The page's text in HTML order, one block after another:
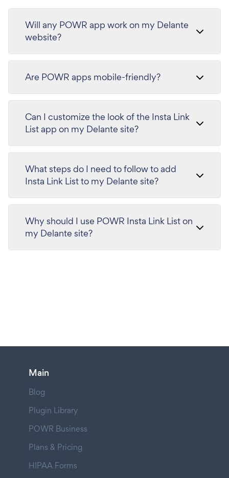
Will any POWR app work on my Delante
website?
Are POWR apps mobile-friendly?
Can I customize the look of the Insta Link
List app on my Delante site?
What steps do I need to follow to add
Insta Link List to my Delante site?
Why should I use POWR Insta Link List on
my Delante site?
Main
Blog
Plugin Library
POWR Business
Plans & Pricing
HIPAA Forms